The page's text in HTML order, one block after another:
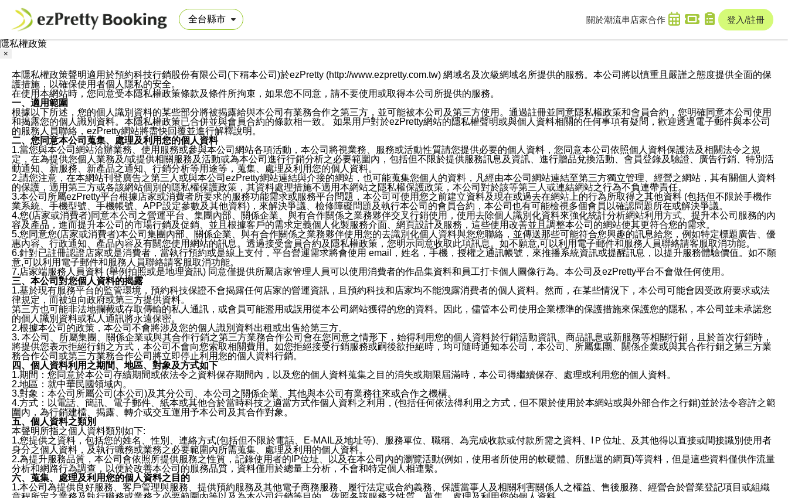
關於潮流串 店家合作 登入/註冊
隱私權政策
×
本隱私權政策聲明適用於預約科技行銷股份有限公司(下稱本公司)於ezPretty (http://www.ezpretty.com.tw) 網域名及次級網域名所提供的服務。本公司將以慎重且嚴謹之態度提供全面的保
護措施，以確保使用者個人隱私的安全。
在使用本網站時，您同意受本隱私權政策條款及條件所拘束，如果您不同意，請不要使用或取得本公司所提供的服務。
一、適用範圍
根據以下所述，您的個人識別資料的某些部分將被揭露給與本公司有業務合作之第三方，並可能被本公司及第三方使用。通過註冊並同意隱私權政策和會員合約，您明確同意本公司使用
和揭露您的個人識別資料。本隱私權政策已合併並與會員合約的條款相一致。 如果用戶對於ezPretty網站的隱私權聲明或與個人資料相關的任何事項有疑問，歡迎透過電子郵件與本公司
的服務人員聯絡，ezPretty網站將盡快回覆並進行解釋說明。
二、您同意本公司蒐集、處理及利用您的個人資料
1.當您與本公司網站洽辦業務、使用服務或參與本公司網站各項活動，本公司將視業務、服務或活動性質請您提供必要的個人資料，您同意本公司依照個人資料保護法及相關法令之規
定，在為提供您個人業務及/或提供相關服務及活動或為本公司進行行銷分析之必要範圍內，包括但不限於提供服務訊息及資訊、進行贈品兌換活動、會員登錄及驗證、廣告行銷、特別活
動通知、新服務、新產品之通知、行銷分析等用途等，蒐集、處理及利用您的個人資料。
2.請您注意，在本網站刊登廣告之第三人或與本公司ezPretty網站連結與介接的網站，也可能蒐集您個人的資料，凡經由本公司網站連結至第三方獨立管理、經營之網站，其有關個人資料
的保護，適用第三方或各該網站個別的隱私權保護政策，其資料處理措施不適用本網站之隱私權保護政策，本公司對於該等第三人或連結網站之行為不負連帶責任。
3.本公司所屬ezPretty平台根據店家或消費者所要求的服務功能需求或服務平台問題，本公司可使用您之前建立資料及現在或過去在網站上的行為所取得之其他資料 (包括但不限於手機作
業系統、手機型號、手機帳號、APP設定參數及其他資料)，來解決爭議、檢修障礙問題及執行本公司的會員合約，本公司也有可能檢視多個會員以確認問題所在或解決爭議。
4.您(店家或消費者)同意本公司之營運平台、集團內部、關係企業、與有合作關係之業務夥伴交叉行銷使用，使用去除個人識別化資料來強化統計分析網站利用方式、提升本公司服務的內
容及產品，進而提升本公司的市場行銷及促銷、並且根據客戶的需求定義個人化製服務介面、網頁設計及服務，這些使用改善並且調整本公司的網站使其更符合您的需求。
5.您同意您(店家或消費者)本公司集團內部、關係企業、與有合作關係之業務夥伴使用您的去識別化個人資料與您您聯絡，並傳送那些可能符合您興趣的訊息給您，例如特定標題廣告、優
惠內容、行政通知、產品內容及有關您使用網站的訊息。透過接受會員合約及隱私權政策，您明示同意收取此項訊息。如不願意,可以利用電子郵件和服務人員聯絡請客服取消功能。
6.針對已註冊認證店家或是消費者，當執行預約或是線上支付，平台營運需求將會使用 email，姓名，手機，授權之通訊帳號，來推播系統資訊或提醒訊息，以提升服務體驗價值。如不願
意,可以利用電子郵件和服務人員聯絡請客服取消功能。
7.店家端服務人員資料 (舉例拍照或是地理資訊) 同意僅提供所屬店家管理人員可以使用消費者的作品集資料和員工打卡個人圖像行為。本公司及ezPretty平台不會做任何使用。
三、本公司對您個人資料的揭露
1.基於現有服務平台的監管環境，預約科技保證不會揭露任何店家的營運資訊，且預約科技和店家均不能洩露消費者的個人資料。然而，在某些情況下，本公司可能會因受政府要求或法
律規定，而被迫向政府或第三方提供資料。
第三方也可能非法地攔截或存取傳輸的私人通訊，或會員可能濫用或誤用從本公司網站獲得的您的資料。因此，儘管本公司使用企業標準的保護措施來保護您的隱私，本公司並未承諾您
的個人識別資料或私人通訊將永遠保密。
2.根據本公司的政策，本公司不會將涉及您的個人識別資料出租或出售給第三方。
3. 本公司、所屬集團、關係企業或與其合作行銷之第三方業務合作公司會在您同意之情形下，始得利用您的個人資料於行銷活動資訊、商品訊息或新服務等相關行銷，且於首次行銷時，
將提供您表示拒絕行銷之方式，本公司不會向您索取相關費用。如您拒絕接受行銷服務或嗣後欲拒絕時，均可隨時通知本公司，本公司、所屬集團、關係企業或與其合作行銷之第三方業
務合作公司或第三方業務合作公司將立即停止利用您的個人資料行銷。
四、個人資料利用之期間、地區、對象及方式如下
1.期間：您同意於本公司存續期間或依法令之資料保存期間內，以及您的個人資料蒐集之目的消失或期限屆滿時，本公司得繼續保存、處理或利用您的個人資料。
2.地區：就中華民國領域內。
3.對象：本公司所屬公司(本公司)及其分公司、本公司之關係企業、其他與本公司有業務往來或合作之機構。
4.方式：以電話、簡訊、電子郵件、紙本或其他合於當時科技之適當方式作個人資料之利用，(包括任何依法得利用之方式，但不限於使用於本網站或與外部合作之行銷)並於法令容許之範
圍內，為行銷建檔、揭露、轉介或交互運用予本公司及其合作對象。
五、個人資料之類別
本聲明所指之個人資料類別如下:
1.您提供之資料，包括您的姓名、性別、連絡方式(包括但不限於電話、E-MAIL及地址等)、服務單位、職稱、為完成收款或付款所需之資料、IＰ位址、及其他得以直接或間接識別使用者
身分之個人資料，及執行職務或業務之必要範圍內所需蒐集、處理及利用的個人資料。
2.為提升服務品質，本公司會依照所提供服務之性質，記錄使用者的IP位址、以及在本公司內的瀏覽活動(例如，使用者所使用的軟硬體、所點選的網頁)等資料，但是這些資料僅供作流量
分析和網路行為調查，以便於改善本公司的服務品質，資料僅用於總量上分析，不會和特定個人相連繫。
六、蒐集、處理及利用您的個人資料之目的
1.本公司為提供良好服務、客戶管理與服務、提供預約服務及其他電子商務服務、履行法定或合約義務、保護當事人及相關利害關係人之權益、售後服務、經營合於營業登記項目或組織